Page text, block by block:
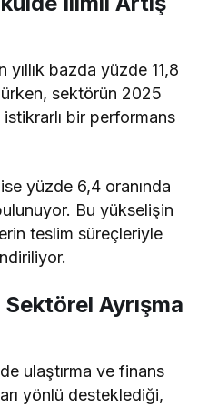
yıllık bazda yüzde 11,8
sektörün 2025
istikrarlı bir performans
yüzde 6,4 oranında
Bu yükselişin
teslim süreçleriyle
Ayrışma
ulaştırma ve finans
yönlü desteklediği,